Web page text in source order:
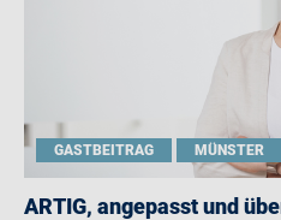
GASTBEITRAG MÜNSTER
ARTIG, angepasst und